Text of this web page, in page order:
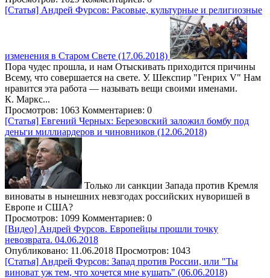
[Статья] Андрей Фурсов: Расовые, культурные и религиозные
изменения в Старом Свете (17.06.2018)
Пора чудес прошла, и нам Отыскивать приходится причины
Всему, что совершается на свете. У. Шекспир "Генрих V" Нам
нравится эта работа — называть вещи своими именами.
К. Маркс...
Просмотров: 1063 Комментариев: 0
[Статья] Евгений Черных: Березовский заложил бомбу под
деньги миллиардеров и чиновников (12.06.2018)
Только ли санкции Запада против Кремля
виноваты в нынешних невзгодах российских нуворишей в
Европе и США?
Просмотров: 1099 Комментариев: 0
[Видео] Андрей Фурсов. Европейцы прошли точку
невозврата. 04.06.2018
Опубликовано: 11.06.2018 Просмотров: 1043
[Статья] Андрей Фурсов: Запад против России, или "Ты
виноват уж тем, что хочется мне кушать" (06.06.2018)